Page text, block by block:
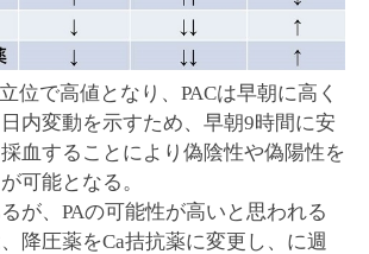
位で高値となり、PACは早朝に高く
内変動を示すため、早朝9時間に安
血することにより偽陰性や偽陽性を
可能となる。
が、PAの可能性が高いと思われる
降圧薬をCa拮抗薬に変更し、に週